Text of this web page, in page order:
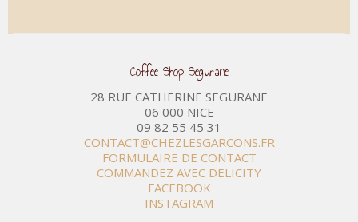
Coffee Shop Segurane
28 RUE CATHERINE SEGURANE
06 000 NICE
09 82 55 45 31
CONTACT@CHEZLESGARCONS.FR
FORMULAIRE DE CONTACT
COMMANDEZ AVEC DELICITY
FACEBOOK
INSTAGRAM